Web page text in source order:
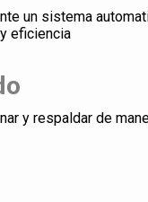
un sistema
eficiencia
y respaldar de